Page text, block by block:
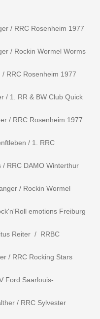
/ RRC Rosenheim 1977
/ Rockin Wormel Worms
RRC Rosenheim 1977
/ 1. RR & BW Club Quick
/ RRC Rosenheim 1977
/ 1. RRC
RRC DAMO Winterthur
/ Rockin Wormel
emotions Freiburg
Reiter / RRBC
/ RRC Rocking Stars
Ford Saarlouis-
/ RRC Sylvester